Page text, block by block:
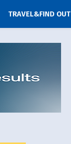
TRAVEL&FIND OUT